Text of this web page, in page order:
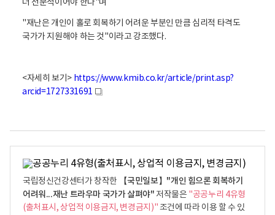
더 전문적이어야 한다"며
"재난은 개인이 홀로 회복하기 어려운 부분인 만큼 심리적 타격도
국가가 지원해야 하는 것"이라고 강조했다.
<자세히 보기> https://www.kmib.co.kr/article/print.asp?
arcid=1727331691 새
국립정신건강센터가 창작한
【국민일보】"개인 힘으론 회복하기
어려워...재난 트라우마 국가가 살펴야" 저작물은 "공공누리 4유형
(출처표시, 상업적 이용금지, 변경금지)"조건에 따라 이용 할 수 있